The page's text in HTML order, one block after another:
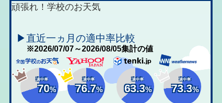
頑張れ！学校のお天気
▶直近一ヵ月の適中率比較
※2026/07/07～2026/08/05集計の値
適中率
70%
適中率
76.7%
適中率
63.3%
適中率
73.3%